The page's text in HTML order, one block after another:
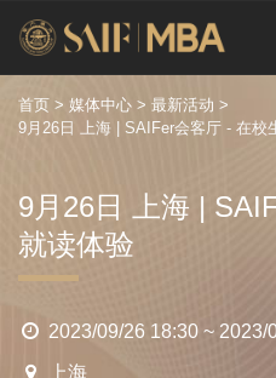
首页 > 媒体中心 > 最新活动 >
9月26日 上海 | SAIFer会客厅 - 在校
9月26日 上海 |
就读体验
2023/09/26 18:30 ~ 2023/
上海